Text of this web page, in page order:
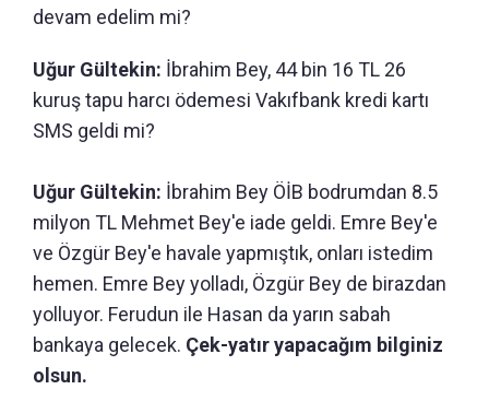
devam edelim mi?
Uğur Gültekin: İbrahim Bey, 44 bin 16 TL 26
kuruş tapu harcı ödemesi Vakıfbank kredi kartı
SMS geldi mi?
Uğur Gültekin: İbrahim Bey ÖİB bodrumdan 8.5
milyon TL Mehmet Bey'e iade geldi. Emre Bey'e
ve Özgür Bey'e havale yapmıştık, onları istedim
hemen. Emre Bey yolladı, Özgür Bey de birazdan
yolluyor. Ferudun ile Hasan da yarın sabah
bankaya gelecek. Çek-yatır yapacağım bilginiz
olsun.